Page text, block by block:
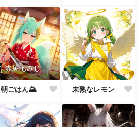
赤居 もみじ
朝ごはん🌄 未熟なレモン